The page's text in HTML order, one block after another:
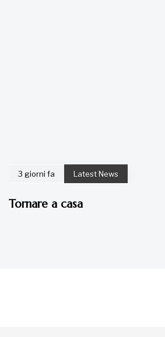
3 giorni fa Latest News
Tornare a casa